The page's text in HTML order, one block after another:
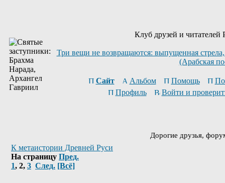
Клуб друзей и читателей
Три вещи не возвращаются: выпущенная
(Арабская
Сайт Альбом Помощь
Профиль
Войти и
Дорогие друзья,
К метаистории Древней Руси
На страницу Пред.
1, 2, 3 След. [Всё]